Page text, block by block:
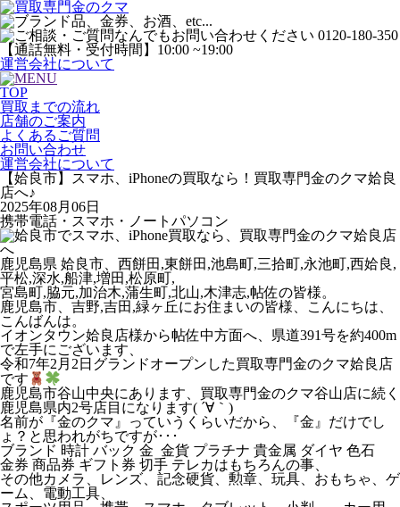
運営会社について
TOP
買取までの流れ
店舗のご案内
よくあるご質問
お問い合わせ
運営会社について
【姶良市】スマホ、iPhoneの買取なら！買取専門金のクマ姶良
店へ♪
2025年08月06日
携帯電話・スマホ・ノートパソコン
鹿児島県 姶良市、西餅田,東餅田,池島町,三拾町,永池町,西姶良,
平松,深水,船津,増田,松原町,
宮島町,脇元,加治木,蒲生町,北山,木津志,帖佐の皆様。
鹿児島市、吉野,吉田,緑ヶ丘にお住まいの皆様、こんにちは、
こんばんは。
イオンタウン姶良店様から帖佐中方面へ、県道391号を約400m
で左手にございます、
令和7年2月2日グランドオープンした買取専門金のクマ姶良店
です
鹿児島市谷山中央にあります、買取専門金のクマ谷山店に続く
鹿児島県内2号店目になります( ´∀｀)
名前が『金のクマ』っていうくらいだから、『金』だけでし
ょ？と思われがちですが･･･
ブランド 時計 バック 金 金貨 プラチナ 貴金属 ダイヤ 色石
金券 商品券 ギフト券 切手 テレカはもちろんの事、
その他カメラ、レンズ、記念硬貨、勲章、玩具、おもちゃ、ゲ
ーム、電動工具、